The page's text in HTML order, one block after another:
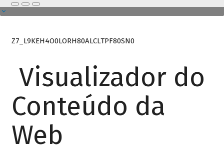
Z7_L9KEH4O0LORH80ALCLTPF80SN0
Visualizador do
Conteúdo da
Web